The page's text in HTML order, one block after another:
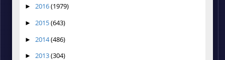
► 2016(1979)
► 2015(643)
► 2014(486)
► 2013(304)